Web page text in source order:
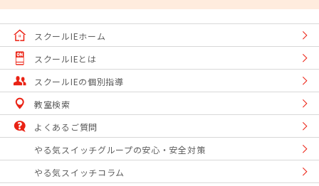
スクールIEホーム
スクールIEとは
スクールIEの個別指導
教室検索
よくあるご質問
やる気スイッチグループの安心・安全対策
やる気スイッチコラム